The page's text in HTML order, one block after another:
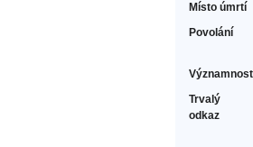
Místo úmrtí
Povolání
Významnost
Trvalý
odkaz